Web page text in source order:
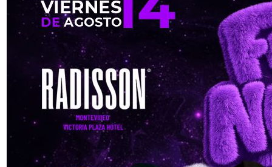
Viernes 14 de Agosto
Radisson Montevideo Victoria Plaza Hotel